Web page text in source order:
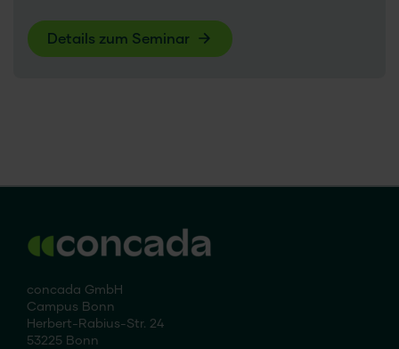
Details zum Seminar
concada GmbH
Campus Bonn
Herbert-Rabius-Str. 24
53225 Bonn